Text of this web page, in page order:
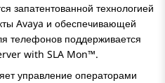
запатентованной технологией
Avaya и обеспечивающей
телефонов поддерживается
with SLA Mon™.
управление операторами